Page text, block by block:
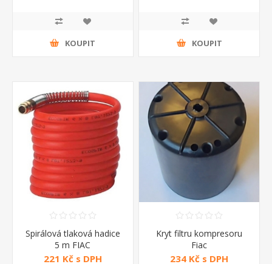
KOUPIT KOUPIT
Spirálová tlaková hadice
5 m FIAC
221 Kč s DPH
Kryt filtru kompresoru
Fiac
234 Kč s DPH